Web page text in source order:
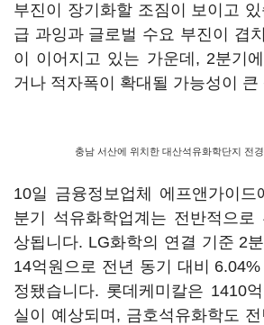
부진이 장기화할 조짐이 보이고
급 과잉과 글로벌 수요 부진이 겹
이 이어지고 있는 가운데, 2분기
거나 적자폭이 확대될 가능성이 큰
충남 서산에 위치한 대산석유화학단지 전
10일 금융정보업체 에프앤가이
분기 석유화학업계는 전반적으로
상됩니다. LG화학의 연결 기준 2
14억원으로 전년 동기 대비
정됐습니다. 롯데케미칼은 1410
실이 예상되며, 금호석유화학도